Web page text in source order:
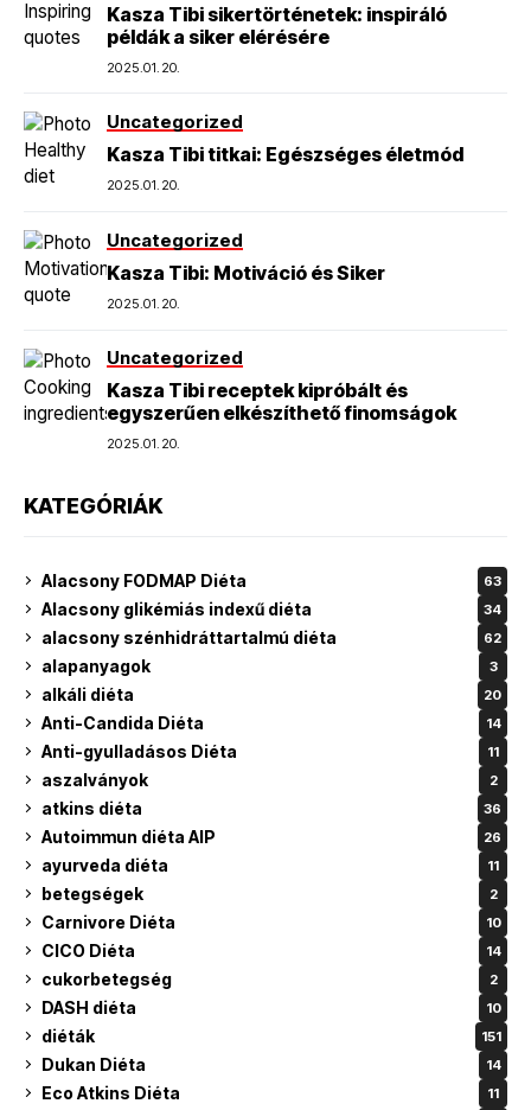
Kasza Tibi sikertörténetek: inspiráló
példák a siker elérésére
2025.01.20.
Uncategorized
Kasza Tibi titkai: Egészséges életmód
2025.01.20.
Uncategorized
Kasza Tibi: Motiváció és Siker
2025.01.20.
Uncategorized
Kasza Tibi receptek kipróbált és
egyszerűen elkészíthető finomságok
2025.01.20.
KATEGÓRIÁK
Alacsony FODMAP Diéta 63
Alacsony glikémiás indexű diéta 34
alacsony szénhidráttartalmú diéta 62
alapanyagok 3
alkáli diéta 20
Anti-Candida Diéta 14
Anti-gyulladásos Diéta 11
aszalványok 2
atkins diéta 36
Autoimmun diéta AIP 26
ayurveda diéta 11
betegségek 2
Carnivore Diéta 10
CICO Diéta 14
cukorbetegség 2
DASH diéta 10
diéták 151
Dukan Diéta 14
Eco Atkins Diéta 11